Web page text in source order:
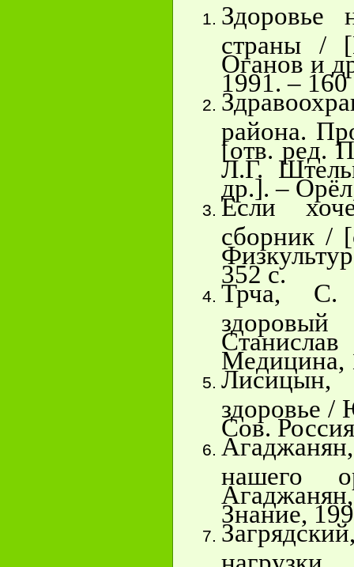
Здоровье
страны /
Оганов и
1991. – 160
района.
[отв. ред.
Л.Г.
др.]. –
Если
сборник /
352 с.
Трча, С.
Медицина,
здоровье
Сов.
нашего
Знание,